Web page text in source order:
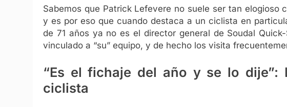
Sabemos que Patrick Lefevere no suele ser tan elogioso
y es por eso que cuando destaca a un ciclista en
de 71 años ya no es el director general de Soudal
vinculado a “su” equipo, y de hecho los visita
“Es el fichaje del año y se lo dije”:
ciclista